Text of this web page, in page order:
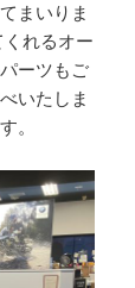
まいりま
れるオー
ーツもご
いたしま
。